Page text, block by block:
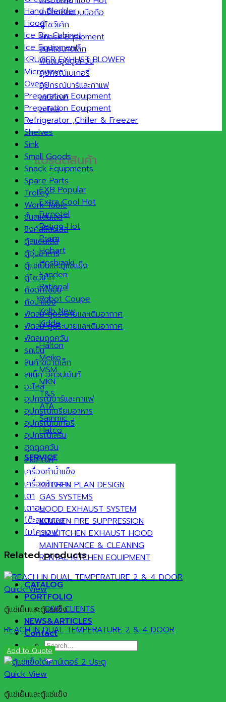
เครื่องปั่นแบบมือถือ
ตู้โชว์เค้ก
Snack Equipment
สินค้าขนาดเล็ก
พัดลมฮูดดูดควัน
อุปกรณ์เบเกอรี่
อุปกรณ์บาร์และกาแฟ
เคมีภัณฑ์
อะไหล่
แบรนด์สินค้า
EXB
Extra Cool
Furnotel
Retigo
Praim
Hobart
Hoshizaki
Sanden
Rational
Robot Coupe
Kolb
Kidde
Halton
Meiko
MSM
MKN
T&S
ATA
Sammic
Hatco
SERVICE
KITCHEN PLAN DESIGN
GAS SYSTEMS
HOOD EXHAUST SYSTEM
KITCHEN FIRE SUPPRESSION
UV KITCHEN EXHAUST HOOD
MAINTENANCE & CLEANING
RENTAL KITCHEN EQUIPMENT
CATALOG
PORTFOLIO
OUR CLIENTS
NEWS&ARTICLES
Contact
Search
for:
Hand Blender
Hood
Ice Bin Cabinet
Ice Equipment
KRUGER EXHUST BLOWER
Microwave
Ovens
Preparation Equipment
Preparation Equipment
Refrigerator ,Chiller & Freezer
Shelves
Sink
Small Goods
Snack Equipments
Spare Parts
Trolley
Work Table
ชั้นสแตนเลส
ซิงค์สแตนเลส
ตู้สแตนเลส
ตู้อุ่นอาหาร
ตู้แช่เย็นและตู้แช่แข็ง
ตู้โชว์เค้ก
ถังดักไขมัน
ถังน้ำแข็ง
พัดลม ดูดระบายและเติมอากาศ
พัดลม ดูดระบายและเติมอากาศ
พัดลมดูดควัน
รถเข็น
สินค้าขนาดเล็ก
สแน็ค อีควิปเม้นท์
อะไหล่
อุปกรณ์บาร์และกาแฟ
อุปกรณ์เตรียมอาหาร
อุปกรณ์เบเกอรี่
อุปกรณ์เสริม
ฮูดดูดควัน
เคมีภัณฑ์
เครื่องทำน้ำแข็ง
เครื่องล้างจาน
เตา
เตาอบ
โต๊ะสแตนเลส
ไมโครเวฟ
Related products
Quick View
ตู้แช่เย็นและตู้แช่แข็ง
REACH IN DUAL TEMPERATURE 2 & 4 DOOR
Add to Quote
Quick View
ตู้แช่เย็นและตู้แช่แข็ง